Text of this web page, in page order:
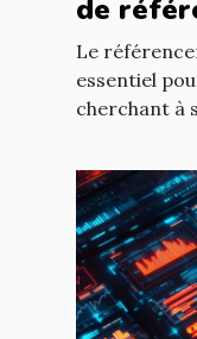
de
vs
Le
essentiel
cherchant à